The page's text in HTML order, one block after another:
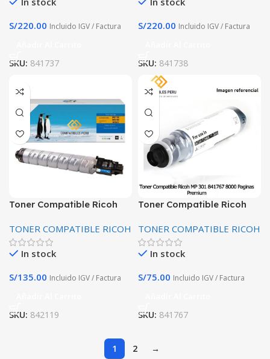
S/220.00 Incluido IGV / Factura
SKU: 841737
S/220.00 Incluido IGV / Factura
SKU: 841738
Toner Compatible Ricoh
12000 Paginas
TONER COMPATIBLE RICOH
In stock
S/135.00 Incluido IGV / Factura
SKU: 842119
Toner Compatible Ricoh
Paginas Premium
TONER COMPATIBLE RICOH
In stock
S/75.00 Incluido IGV / Factura
SKU: 841767
1 2 →